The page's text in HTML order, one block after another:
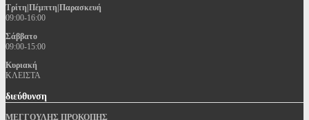
Τρίτη|Πέμπτη|Παρασκευή
09:00-16:00
Σάββατο
09:00-15:00
Κυριακή
ΚΛΕΙΣΤΑ
διεύθυνση
ΜΕΓΓΟΥΛΗΣ ΠΡΟΚΟΠΗΣ